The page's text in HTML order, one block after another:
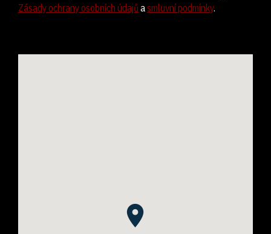
Zásady ochrany osobních údajů asmluvní podmínky.